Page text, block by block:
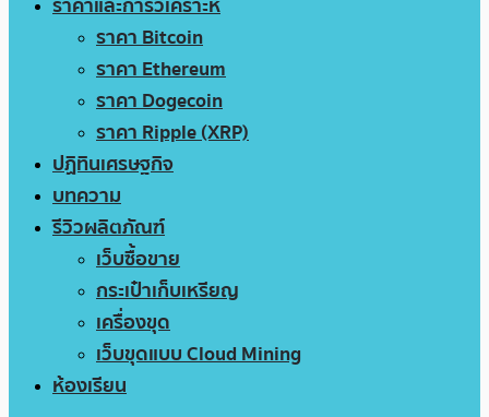
ราคา Bitcoin
ราคา Ethereum
ราคา Dogecoin
ราคา Ripple (XRP)
ปฏิทินเศรษฐกิจ
บทความ
รีวิวผลิตภัณฑ์
เว็บซื้อขาย
กระเป๋าเก็บเหรียญ
เครื่องขุด
เว็บขุดแบบ Cloud Mining
ห้องเรียน